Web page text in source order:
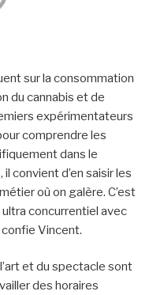
sur la consommation
du cannabis et de
expérimentateurs
comprendre les
dans le
convient d’en saisir les
où on galère. C’est
concurrentiel avec
confie Vincent.
et du spectacle sont
des horaires